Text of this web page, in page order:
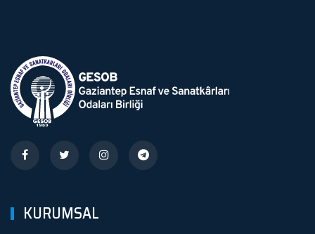
KURUMSAL